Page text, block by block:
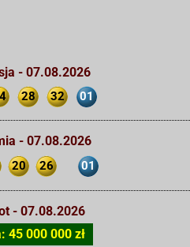
- 07.08.2026
28 32 01
- 07.08.2026
20 26 01
- 07.08.2026
45 000 000 zł